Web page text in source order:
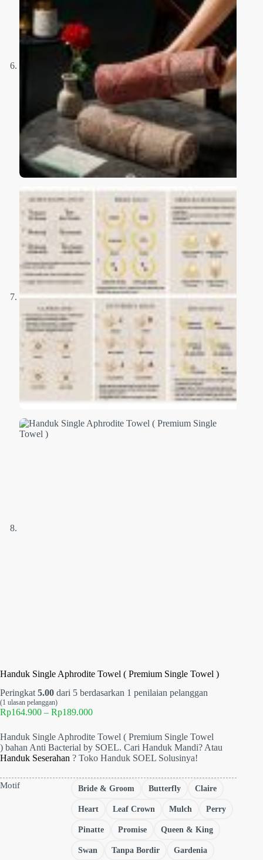
Handuk Single Aphrodite Towel ( Premium Single Towel )
Peringkat5.00 dari 5 berdasarkan 1 penilaian pelanggan
(1 ulasan pelanggan)
Rp164.900 – Rp189.000Rentang
Rp164.900
hingga
Rp189.000
Handuk Single Aphrodite Towel ( Premium Single Towel
) bahan Anti Bacterial by SOEL. Cari Handuk Mandi? Atau
Handuk Seserahan ? Toko Handuk SOEL Solusinya!
Motif Bride & Groom Butterfly Claire
Heart Leaf Crown Mulch Perry
Pinatte Promise Queen & King
Swan Tanpa Bordir Gardenia